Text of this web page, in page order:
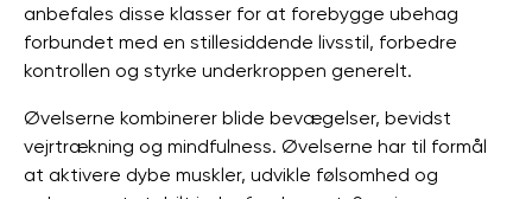
anbefales disse klasser for at forebygge ubehag
forbundet med en stillesiddende livsstil, forbedre
kontrollen og styrke underkroppen generelt.
Øvelserne kombinerer blide bevægelser, bevidst
vejrtrækning og mindfulness. Øvelserne har til formål
at aktivere dybe muskler, udvikle følsomhed og